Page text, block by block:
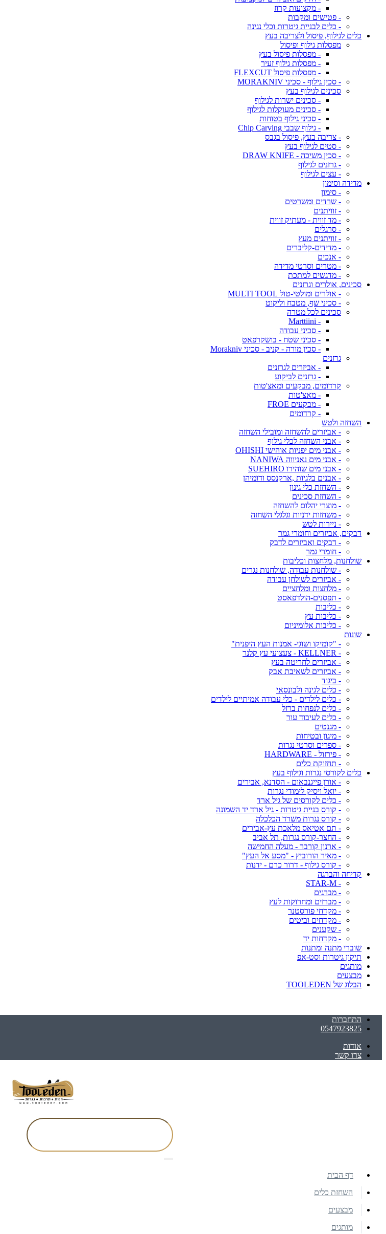
- מקצועות קרוז
- פטישים ומקבות
- כלים לבניית גיטרות וכלי נגינה
כלים לגילוף, פיסול ולצריבה בעץ
מפסלות גילוף ופיסול
- מפסלות פיסול בעץ
- מפסלות גילוף זעיר
- מפסלות פיסול FLEXCUT
- סכין גילוף - סכיני MORAKNIV
סכינים לגילוף בעץ
- סכינים ישרות לגילוף
- סכינים מעוקלות לגילוף
- סכיני גילוף בטוחות
- גילוף שבבי Chip Carving
- צריבה בעץ, פיסול בגבס
- סטים לגילוף בעץ
- סכין משיכה - DRAW KNIFE
- גרזנים לגילוף
- עצים לגילוף
מדידה וסימון
- סימון
- שרדים ומשרטים
- זוויתנים
- מד זווית - מעתיק זווית
- סרגלים
- זוויתנים מעץ
- מדידים-קליברים
- אנכים
- מטרים וסרטי מדידה
- מדגשים למתכת
סכינים, אולרים וגרזנים
- אולרים ומולטי-טול MULTI TOOL
- סכיני שף, מטבח וליקוט
סכינים לכל מטרה
- Marttiini
- סכיני עבודה
- סכיני שטח - בושקרפאט
- סכין מורה - קניב - סכיני Morakniv
גרזנים
- אביזרים לגרזנים
- גרזנים לביקוע
קרדומים, מבקעים ומאצ'טות
- מאצ'טות
- מבקעים FROE
- קרדומים
השחזה ולטש
- אביזרים להשחזה ומובילי השחזה
- אבני השחזה לכלי גילוף
- אבני מים יפניות אוהישי OHISHI
- אבני מים נאניווה NANIWA
- אבני מים שוהירו SUEHIRO
- אבנים בלגיות ,ארקנסס ודומיהן
- השחזת כלי גינון
- השחזת סכינים
- מוצרי יהלום להשחזה
- משחזות ידניות וגלגלי השחזה
- ניירות לטש
דבקים, אביזרים וחומרי גמר
- דבקים ואביזרים לדבק
- חומרי גמר
שולחנות, מלחצות וכליבות
- שולחנות עבודה, שולחנות נגרים
- אביזרים לשולחן עבודה
- מלחצות ומלחציים
- תפסנים-הולדפאסט
- כליבות
- כליבות עץ
- כליבות אלומיניום
שונות
- "קומיקו ושוגי- אמנות העץ היפנית"
- KELLNER - צעצועי עץ קלנר
- אביזרים לחריטה בעץ
- אביזרים לשאיבת אבק
- ביגוד
- כלים לגינה ולבונסאי
- כלים לילדים - כלי עבודה אמיתיים לילדים
- כלים לנפחות ברזל
- כלים לעיבוד עור
- מגנטים
- מיגון ובטיחות
- ספרים וסרטי נגרות
- פירזול - HARDWARE
- תחזוקת כלים
כלים לקורסי נגרות וגילוף בעץ
- אורן פייגנבאום - הסדנא, אבירים
- יואל ויסיק לימודי נגרות
- כלים לקורסים של גיל ארד
- קורס בניית גיטרות - גיל ארד יד השמונה
- קורס נגרות משרד הכלכלה
- תם אטיאס מלאכת עץ-אבירים
- החצר-קורס נגרות, תל אביב
- ארנון קורבר - מעלה החמישה
- מאיר הורוביץ - "מסע אל העץ"
- קורס גילוף - דרור כרם - ידנות
קדיחה והברגה
- STAR-M
- מברגים
- מברזים ומחרוקות לעץ
- מקדחי פורסטנר
- מקדחים וביטים
- שקענים
- מקדחות יד
שוברי מתנה ומתנות
תיקון גיטרות וסט-אפ
מותגים
מבצעים
הבלוג של TOOLEDEN
התחברות
0547923825
אודות
צרו קשר
דף הבית
השחזת כלים
מבצעים
מותגים